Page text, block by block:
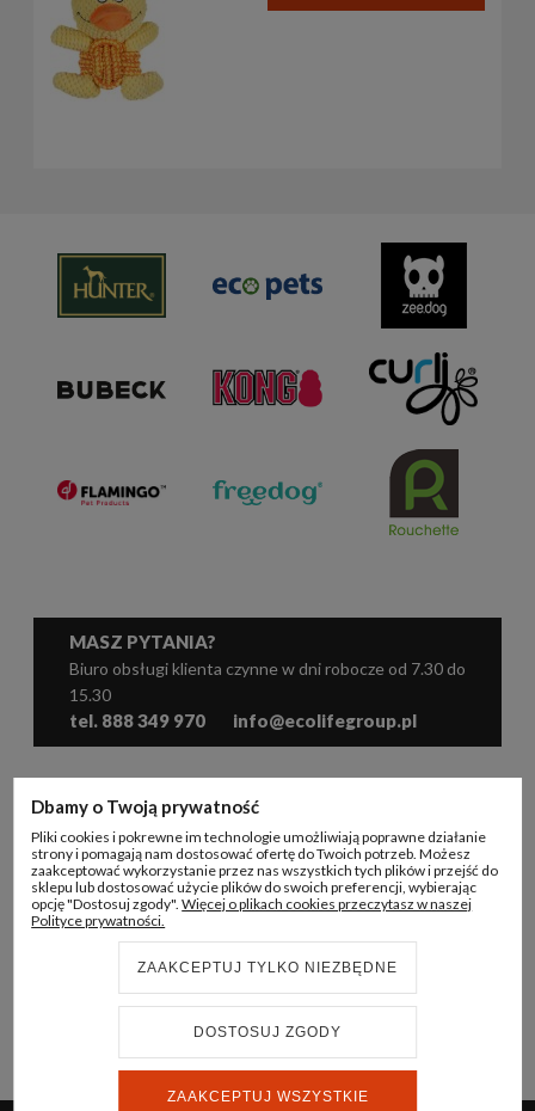
MASZ PYTANIA?
Biuro obsługi klienta czynne w dni robocze od 7.30 do
15.30
tel. 888 349 970 info@ecolifegroup.pl
KONTO B2B
INFORMACJE
© 2024 ECO LIFE GROUP
Dbamy o Twoją prywatność
Pliki cookies i pokrewne im technologie umożliwiają poprawne działanie
strony i pomagają nam dostosować ofertę do Twoich potrzeb. Możesz
zaakceptować wykorzystanie przez nas wszystkich tych plików i przejść do
sklepu lub dostosować użycie plików do swoich preferencji, wybierając
opcję "Dostosuj zgody". Więcej o plikach cookies przeczytasz w naszej
Polityce prywatności.
ZAAKCEPTUJ TYLKO NIEZBĘDNE
DOSTOSUJ ZGODY
ZAAKCEPTUJ WSZYSTKIE